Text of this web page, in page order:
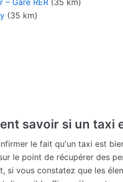
– Gare RER (35 km)
(35 km)
savoir si un taxi
le fait qu'un taxi est
le point de récupérer des
si vous constatez que les